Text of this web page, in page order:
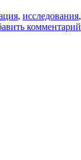
, исследования,
комментарий